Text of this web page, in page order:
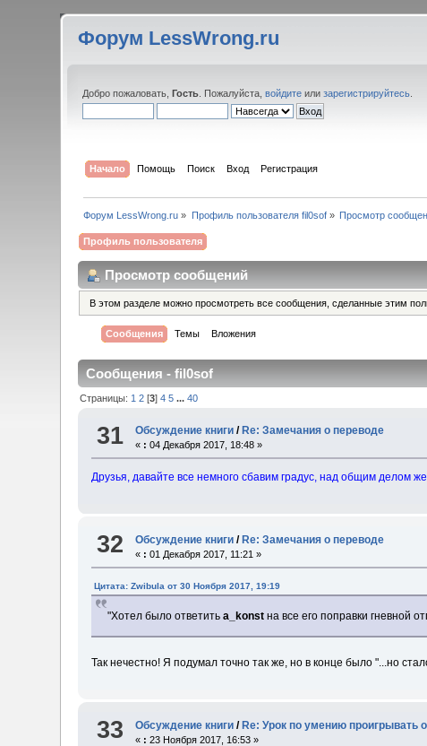
Форум LessWrong.ru
Добро пожаловать,Гость . Пожалуйста,войдите илизарегистрируйтесь
Начало Помощь Поиск Вход Регистрация
Форум LessWrong.ru » Профиль пользователя fil0sof» Просмотр
Профиль пользователя
Просмотр сообщений
В этом разделе можно просмотреть все сообщения, сделанные этим
Сообщения Темы Вложения
Сообщения - fil0sof
Страницы: 1 2 [3]4 5 ...40
31 Обсуждение книги / Re: Замечания о переводе
« : 04 Декабря 2017, 18:48 »
Друзья, давайте все немного сбавим градус, над общим делом
32 Обсуждение книги /Re: Замечания о переводе
« : 01 Декабря 2017, 11:21 »
Цитата: Zwibula от 30 Ноября 2017, 19:19
"Хотел было ответить a_konstна все его поправки гневной
Так нечестно! Я подумал точно так же, но в конце было "...но
33 Обсуждение книги /Re: Урок по умению проигрывать
« : 23 Ноября 2017, 16:53 »